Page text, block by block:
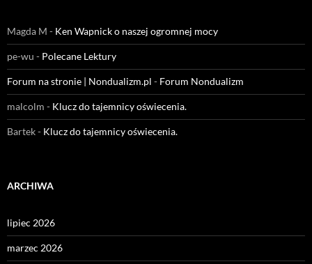
Magda M - Ken Wapnick o naszej ogromnej mocy
pe-wu - Polecane Lektury
Forum na stronie | Nondualizm.pl - Forum Nondualizm
malcolm - Klucz do tajemnicy oświecenia.
Bartek- Klucz do tajemnicy oświecenia.
ARCHIWA
lipiec 2026
marzec 2026